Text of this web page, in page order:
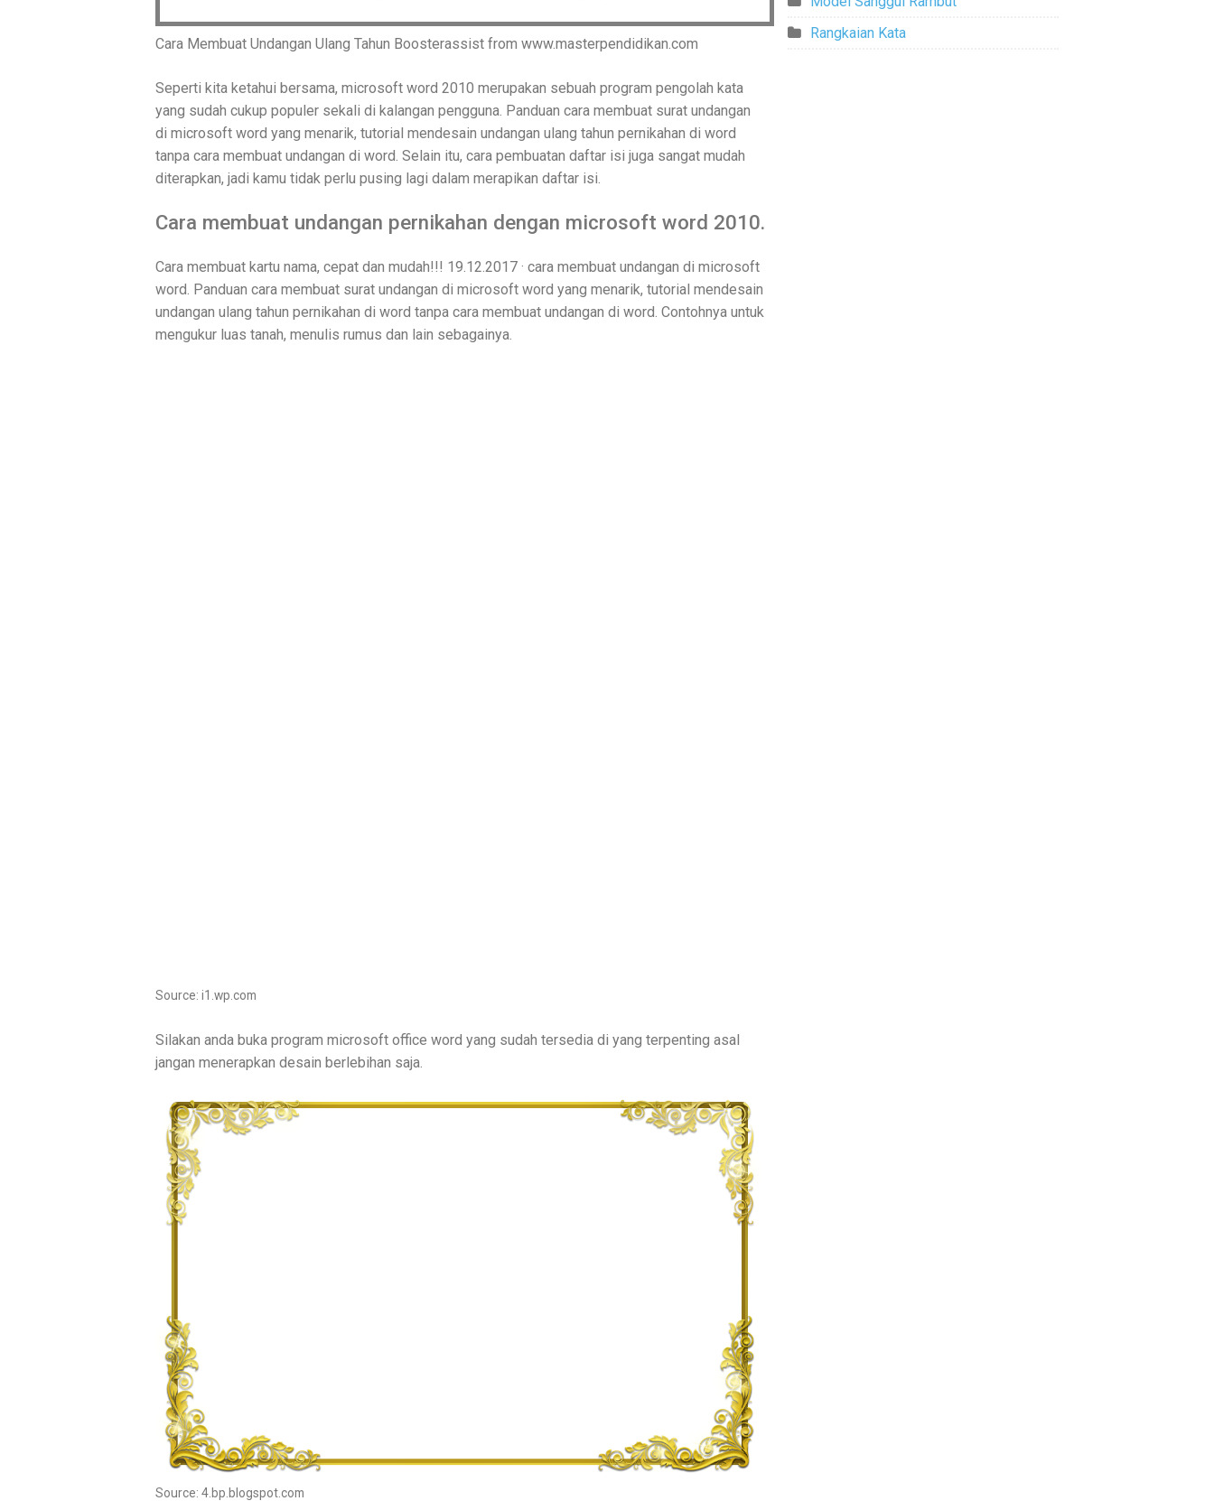
Cara Membuat Undangan Ulang Tahun Boosterassist from www.masterpendidikan.com
Seperti kita ketahui bersama, microsoft word 2010 merupakan sebuah program pengolah kata
yang sudah cukup populer sekali di kalangan pengguna. Panduan cara membuat surat undangan
di microsoft word yang menarik, tutorial mendesain undangan ulang tahun pernikahan di word
tanpa cara membuat undangan di word. Selain itu, cara pembuatan daftar isi juga sangat mudah
diterapkan, jadi kamu tidak perlu pusing lagi dalam merapikan daftar isi.
Cara membuat undangan pernikahan dengan microsoft word 2010.
Cara membuat kartu nama, cepat dan mudah!!! 19.12.2017 · cara membuat undangan di microsoft
word. Panduan cara membuat surat undangan di microsoft word yang menarik, tutorial mendesain
undangan ulang tahun pernikahan di word tanpa cara membuat undangan di word. Contohnya untuk
mengukur luas tanah, menulis rumus dan lain sebagainya.
Source: i1.wp.com
Silakan anda buka program microsoft office word yang sudah tersedia di yang terpenting asal
jangan menerapkan desain berlebihan saja.
Source: 4.bp.blogspot.com
Rangkaian Kata